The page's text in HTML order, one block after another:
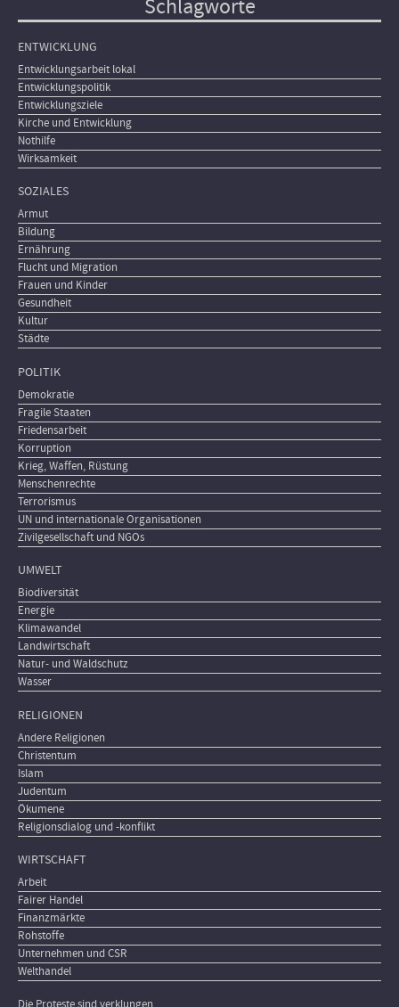
Schlagworte
ENTWICKLUNG
Entwicklungsarbeit lokal
Entwicklungspolitik
Entwicklungsziele
Kirche und Entwicklung
Nothilfe
Wirksamkeit
SOZIALES
Armut
Bildung
Ernährung
Flucht und Migration
Frauen und Kinder
Gesundheit
Kultur
Städte
POLITIK
Demokratie
Fragile Staaten
Friedensarbeit
Korruption
Krieg, Waffen, Rüstung
Menschenrechte
Terrorismus
UN und internationale Organisationen
Zivilgesellschaft und NGOs
UMWELT
Biodiversität
Energie
Klimawandel
Landwirtschaft
Natur- und Waldschutz
Wasser
RELIGIONEN
Andere Religionen
Christentum
Islam
Judentum
Ökumene
Religionsdialog und -konflikt
WIRTSCHAFT
Arbeit
Fairer Handel
Finanzmärkte
Rohstoffe
Unternehmen und CSR
Welthandel
Die Proteste sind verklungen